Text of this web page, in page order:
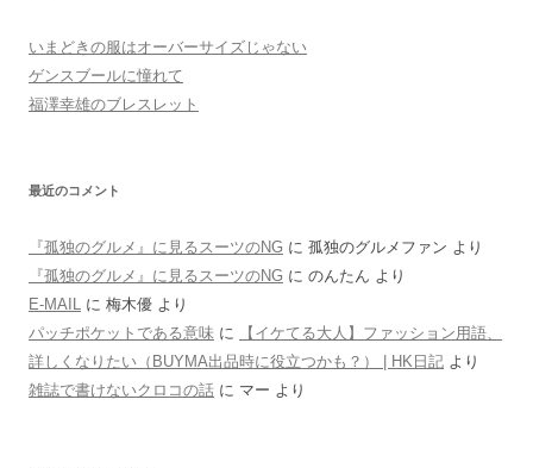
いまどきの服はオーバーサイズじゃない
ゲンスブールに憧れて
福澤幸雄のブレスレット
最近のコメント
『孤独のグルメ』に見るスーツのNG に 孤独のグルメファン より
『孤独のグルメ』に見るスーツのNG に のんたん より
E-MAIL に 梅木優 より
パッチポケットである意味 に
【イケてる大人】ファッション用語、
詳しくなりたい（BUYMA出品時に役立つかも？） | HK日記 より
雑誌で書けないクロコの話 に マー より